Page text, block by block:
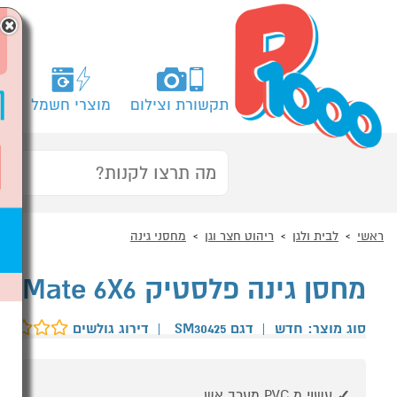
תקשורת וצילום מוצרי חשמל
ראשי לבית ולגן ריהוט חצר וגן מחסני גינה
מחסן גינה פלסטיק Duramax StoreMate 6X6
סוג מוצר: חדש | דגם SM30425 | דירוג גולשים
×